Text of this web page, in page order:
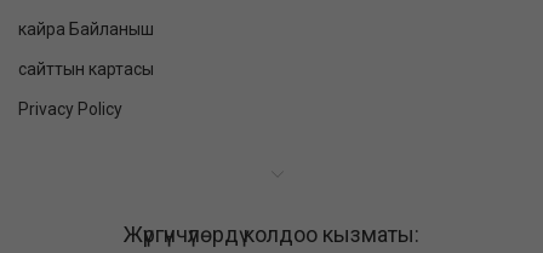
кайра Байланыш
сайттын картасы
Privacy Policy
Жүргүнчүлөрдү колдоо кызматы: